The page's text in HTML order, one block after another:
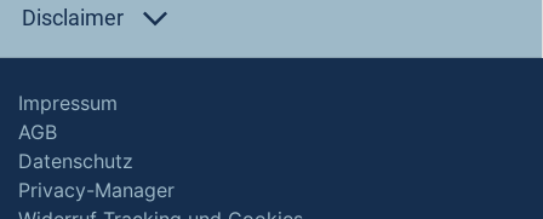
Disclaimer
Impressum
AGB
Datenschutz
Privacy-Manager